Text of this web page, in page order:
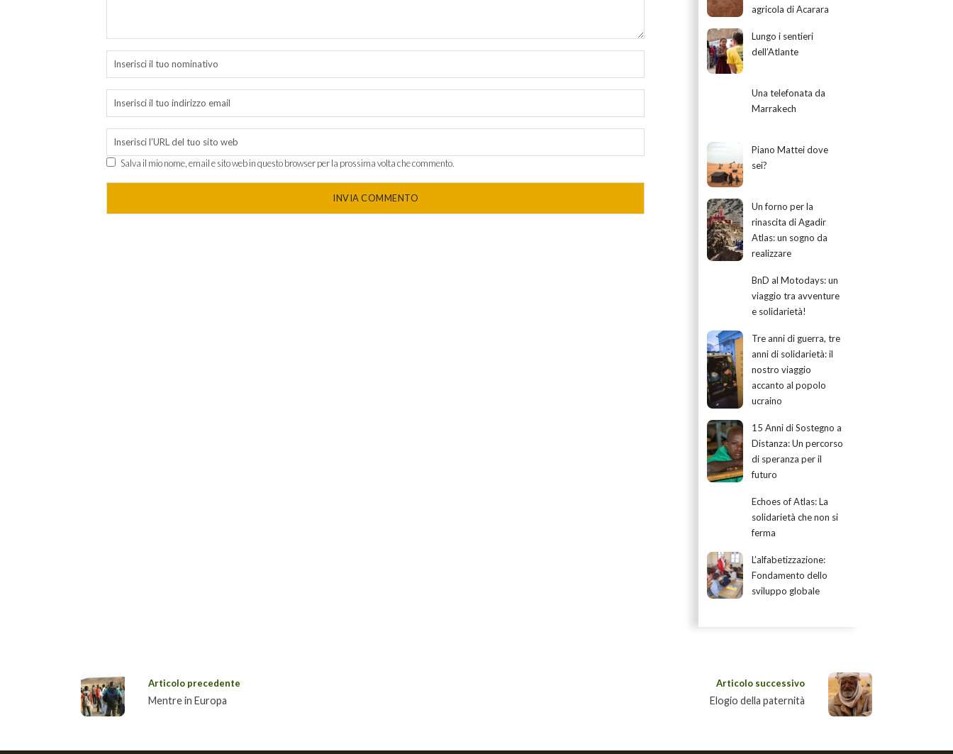
Salva il mio nome, email e sito web in questo browser per la prossima volta che commento.
agricola di Acarara
Lungo i sentieri
dell’Atlante
Una telefonata da
Marrakech
Piano Mattei dove
sei?
Un forno per la
rinascita di Agadir
Atlas: un sogno da
realizzare
BnD al Motodays: un
viaggio tra avventure
e solidarietà!
Tre anni di guerra, tre
anni di solidarietà: il
nostro viaggio
accanto al popolo
ucraino
15 Anni di Sostegno a
Distanza: Un percorso
di speranza per il
futuro
Echoes of Atlas: La
solidarietà che non si
ferma
L’alfabetizzazione:
Fondamento dello
sviluppo globale
Articolo precedente
Mentre in Europa
Articolo successivo
Elogio della paternità